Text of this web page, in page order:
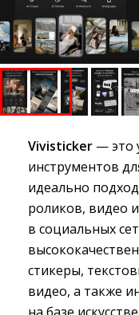
Vivisticker — это
инструментов
идеально
роликов, видео
в социальных
стикеры,
видео, а также